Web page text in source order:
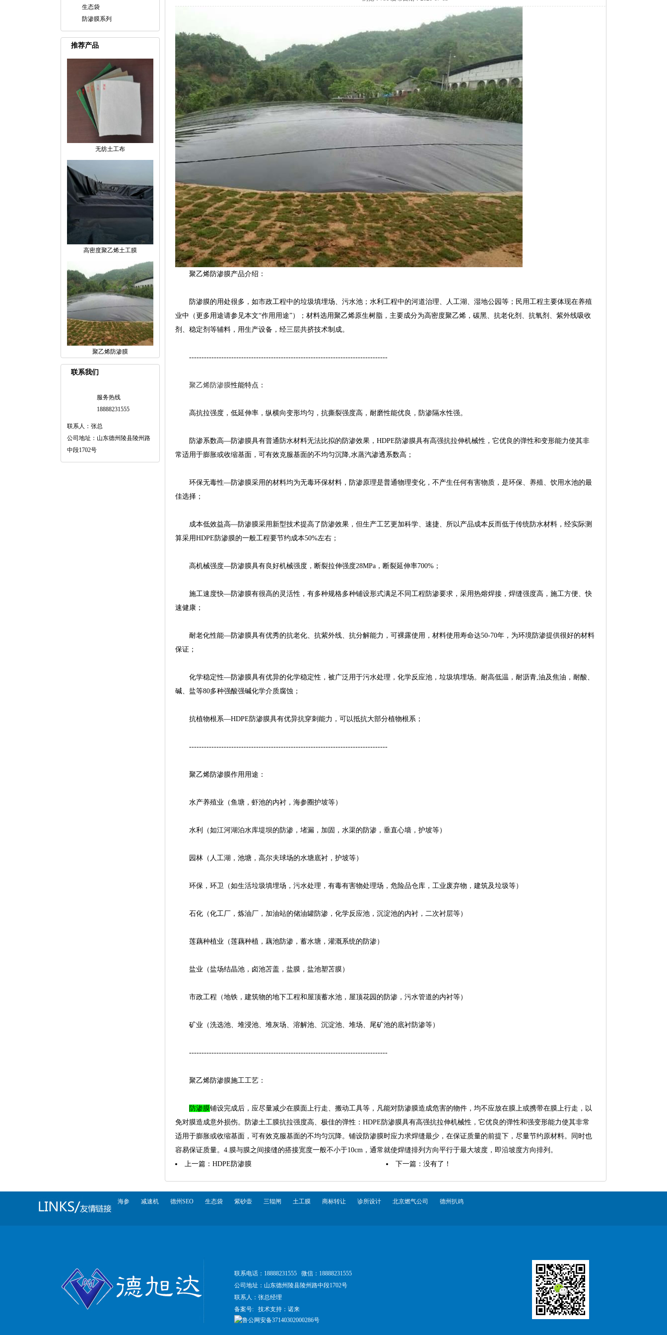
生态袋
防渗膜系列
推荐产品
无纺土工布
高密度聚乙烯土工膜
聚乙烯防渗膜
联系我们
服务热线
18888231555
联系人：张总
公司地址：山东德州陵县陵州路
中段1702号
聚乙烯防渗膜产品介绍：
防渗膜的用处很多，如市政工程中的垃圾填埋场、污水池；水利工程中的河道治理、人工湖、湿地公园等；民用工程主要体现在养殖
业中（更多用途请参见本文“作用用途”）；材料选用聚乙烯原生树脂，主要成分为高密度聚乙烯，碳黑、抗老化剂、抗氧剂、紫外线吸收
剂、稳定剂等辅料，用生产设备，经三层共挤技术制成。
--------------------------------------------------------------------------------
聚乙烯防渗膜性能特点：
高抗拉强度，低延伸率，纵横向变形均匀，抗撕裂强度高，耐磨性能优良，防渗隔水性强。
防渗系数高—防渗膜具有普通防水材料无法比拟的防渗效果，HDPE防渗膜具有高强抗拉伸机械性，它优良的弹性和变形能力使其非
常适用于膨胀或收缩基面，可有效克服基面的不均匀沉降,水蒸汽渗透系数高；
环保无毒性—防渗膜采用的材料均为无毒环保材料，防渗原理是普通物理变化，不产生任何有害物质，是环保、养殖、饮用水池的最
佳选择；
成本低效益高—防渗膜采用新型技术提高了防渗效果，但生产工艺更加科学、速捷、所以产品成本反而低于传统防水材料，经实际测
算采用HDPE防渗膜的一般工程要节约成本50%左右；
高机械强度—防渗膜具有良好机械强度，断裂拉伸强度28MPa，断裂延伸率700%；
施工速度快—防渗膜有很高的灵活性，有多种规格多种铺设形式满足不同工程防渗要求，采用热熔焊接，焊缝强度高，施工方便、快
速健康；
耐老化性能—防渗膜具有优秀的抗老化、抗紫外线、抗分解能力，可裸露使用，材料使用寿命达50-70年，为环境防渗提供很好的材料
保证；
化学稳定性—防渗膜具有优异的化学稳定性，被广泛用于污水处理，化学反应池，垃圾填埋场。耐高低温，耐沥青,油及焦油，耐酸、
碱、盐等80多种强酸强碱化学介质腐蚀；
抗植物根系—HDPE防渗膜具有优异抗穿刺能力，可以抵抗大部分植物根系；
--------------------------------------------------------------------------------
聚乙烯防渗膜作用用途：
水产养殖业（鱼塘，虾池的内衬，海参圈护坡等）
水利（如江河湖泊水库堤坝的防渗，堵漏，加固，水渠的防渗，垂直心墙，护坡等）
园林（人工湖，池塘，高尔夫球场的水塘底衬，护坡等）
环保，环卫（如生活垃圾填埋场，污水处理，有毒有害物处理场，危险品仓库，工业废弃物，建筑及垃圾等）
石化（化工厂，炼油厂，加油站的储油罐防渗，化学反应池，沉淀池的内衬，二次衬层等）
莲藕种植业（莲藕种植，藕池防渗，蓄水塘，灌溉系统的防渗）
盐业（盐场结晶池，卤池苫盖，盐膜，盐池塑苫膜）
市政工程（地铁，建筑物的地下工程和屋顶蓄水池，屋顶花园的防渗，污水管道的内衬等）
矿业（洗选池、堆浸池、堆灰场、溶解池、沉淀池、堆场、尾矿池的底衬防渗等）
--------------------------------------------------------------------------------
聚乙烯防渗膜施工工艺：
防渗膜铺设完成后，应尽量减少在膜面上行走、搬动工具等，凡能对防渗膜造成危害的物件，均不应放在膜上或携带在膜上行走，以
免对膜造成意外损伤。防渗土工膜抗拉强度高、极佳的弹性：HDPE防渗膜具有高强抗拉伸机械性，它优良的弹性和强变形能力使其非常
适用于膨胀或收缩基面，可有效克服基面的不均匀沉降。铺设防渗膜时应力求焊缝最少，在保证质量的前提下，尽量节约原材料。同时也
容易保证质量。4.膜与膜之间接缝的搭接宽度一般不小于10cm，通常就使焊缝排列方向平行于最大坡度，即沿坡度方向排列。
上一篇： HDPE防渗膜 下一篇：没有了！
海参 减速机 德州SEO 生态袋 紫砂壶 三辊闸 土工膜 商标转让 诊所设计 北京燃气公司 德州扒鸡
联系电话：18888231555 微信：18888231555
公司地址：山东德州陵县陵州路中段1702号
联系人： 张总经理
备案号: 技术支持： 诺来
鲁公网安备37140302000286号